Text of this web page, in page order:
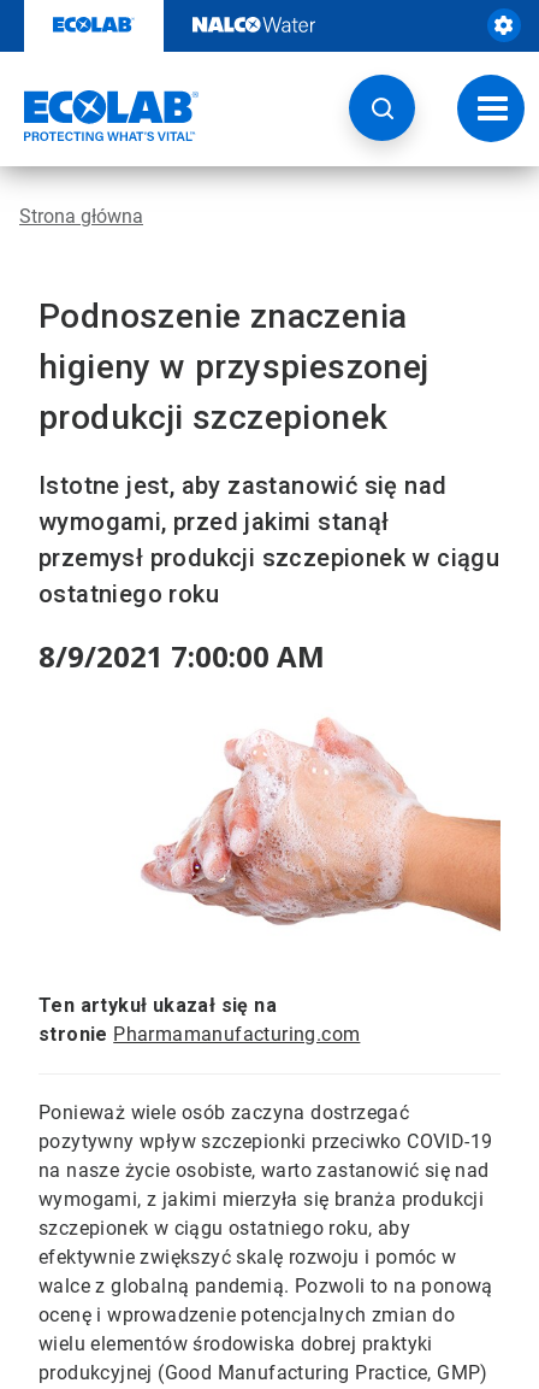
zawartości
Strona główna
Podnoszenie znaczenia
higieny w przyspieszonej
produkcji szczepionek
Istotne jest, aby zastanowić się nad
wymogami, przed jakimi stanął
przemysł produkcji szczepionek w ciągu
ostatniego roku
8/9/2021 7:00:00 AM
Ten artykuł ukazał się na
stronie Pharmamanufacturing.com
Ponieważ wiele osób zaczyna dostrzegać
pozytywny wpływ szczepionki przeciwko COVID-19
na nasze życie osobiste, warto zastanowić się nad
wymogami, z jakimi mierzyła się branża produkcji
szczepionek w ciągu ostatniego roku, aby
efektywnie zwiększyć skalę rozwoju i pomóc w
walce z globalną pandemią. Pozwoli to na ponową
ocenę i wprowadzenie potencjalnych zmian do
wielu elementów środowiska dobrej praktyki
produkcyjnej (Good Manufacturing Practice, GMP)